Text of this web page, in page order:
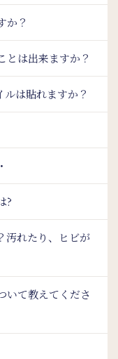
か？
とは出来ますか？
は貼れますか？
?
汚れたり、ヒビが
いて教えてくださ